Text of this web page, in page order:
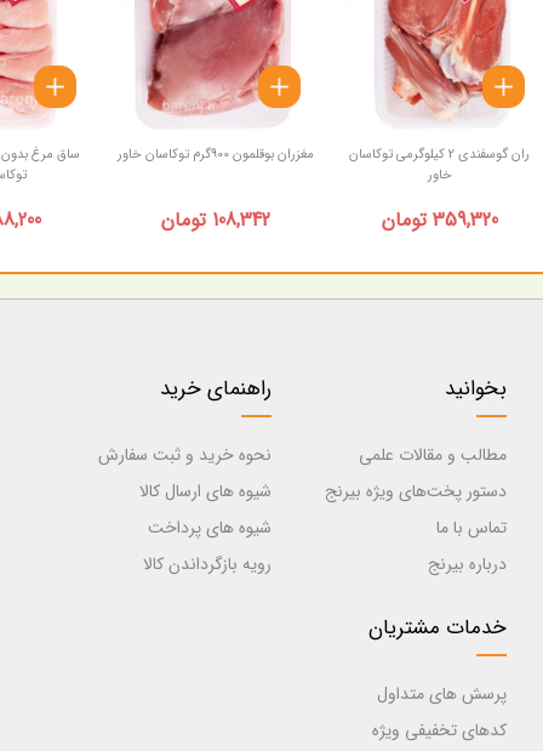
ران گوسفندی 2 کیلوگرمی توکاسان
خاور
359,320 تومان
مغزران بوقلمون 900گرم توکاسان خاور
108,342 تومان 88,200
بخوانید
مطالب و مقالات علمی
دستور پخت‌های ویژه بیرنج
تماس با ما
درباره بیرنج
راهنمای خرید
نحوه خرید و ثبت سفارش
شیوه های ارسال کالا
شیوه های پرداخت
رویه بازگرداندن کالا
خدمات مشتریان
پرسش های متداول
کدهای تخفیفی ویژه